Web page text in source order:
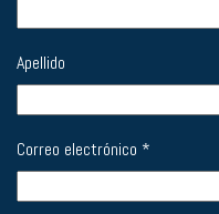
Apellido
Correo electrónico *